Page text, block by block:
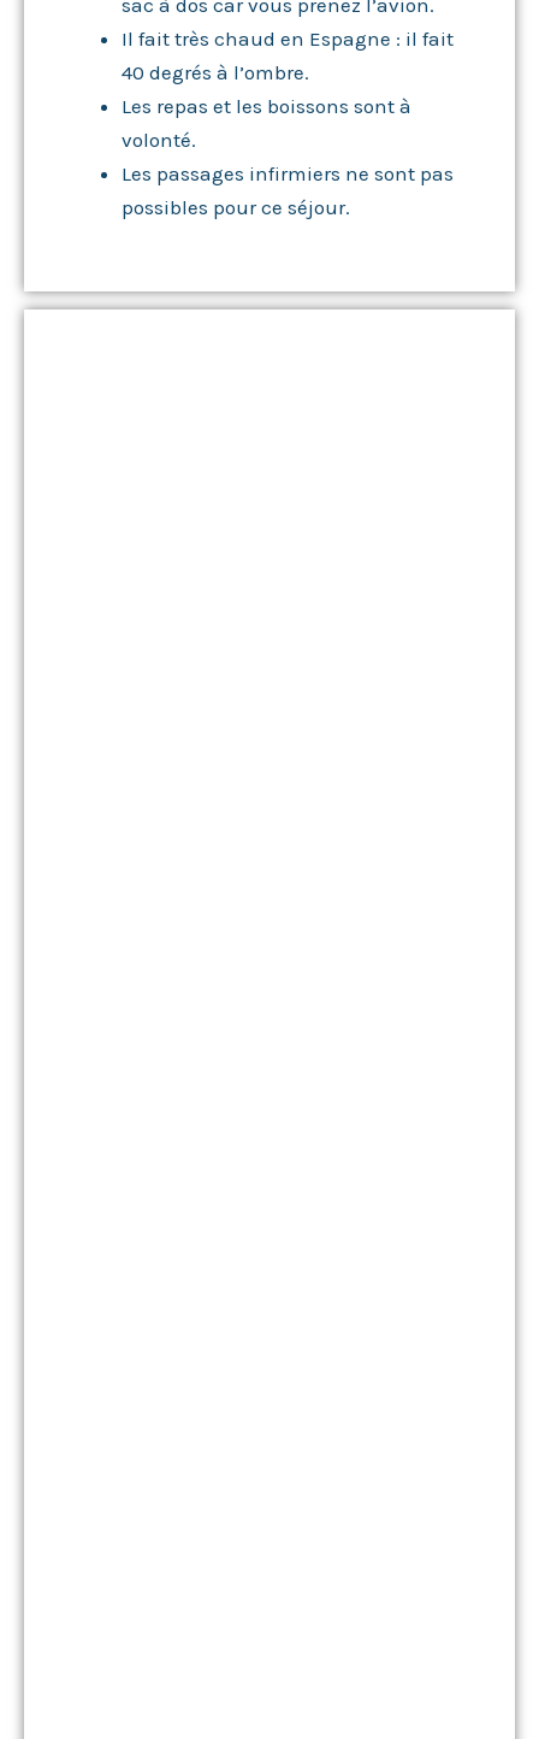
sac à dos car vous prenez l’avion.
Il fait très chaud en Espagne : il fait
40 degrés à l’ombre.
Les repas et les boissons sont à
volonté.
Les passages infirmiers ne sont pas
possibles pour ce séjour.